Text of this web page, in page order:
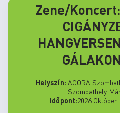
Zene/
Helyszín: AGORA
Szombathely,
Időpont:2026 Október